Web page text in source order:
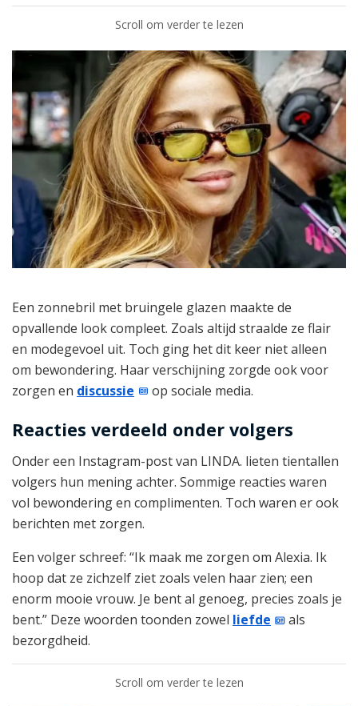
Scroll om verder te lezen
Een zonnebril met bruingele glazen maakte de
opvallende look compleet. Zoals altijd straalde ze flair
en modegevoel uit. Toch ging het dit keer niet alleen
om bewondering. Haar verschijning zorgde ook voor
zorgen en discussie op sociale media.
Reacties verdeeld onder volgers
Onder een Instagram-post van LINDA. lieten tientallen
volgers hun mening achter. Sommige reacties waren
vol bewondering en complimenten. Toch waren er ook
berichten met zorgen.
Een volger schreef: “Ik maak me zorgen om Alexia. Ik
hoop dat ze zichzelf ziet zoals velen haar zien; een
enorm mooie vrouw. Je bent al genoeg, precies zoals je
bent.” Deze woorden toonden zowel liefde
als
bezorgdheid.
Scroll om verder te lezen